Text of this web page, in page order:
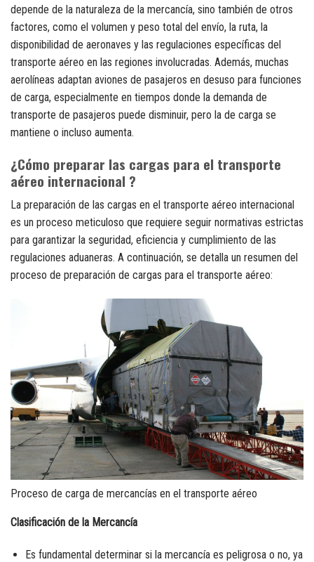
depende de la naturaleza de la mercancía, sino también de otros
factores, como el volumen y peso total del envío, la ruta, la
disponibilidad de aeronaves y las regulaciones específicas del
transporte aéreo en las regiones involucradas. Además, muchas
aerolíneas adaptan aviones de pasajeros en desuso para funciones
de carga, especialmente en tiempos donde la demanda de
transporte de pasajeros puede disminuir, pero la de carga se
mantiene o incluso aumenta.
¿Cómo preparar las cargas para el transporte
aéreo internacional ?
La preparación de las cargas en el transporte aéreo internacional
es un proceso meticuloso que requiere seguir normativas estrictas
para garantizar la seguridad, eficiencia y cumplimiento de las
regulaciones aduaneras. A continuación, se detalla un resumen del
proceso de preparación de cargas para el transporte aéreo:
Proceso de carga de mercancías en el transporte aéreo
Clasificación de la Mercancía
Es fundamental determinar si la mercancía es peligrosa o no, ya